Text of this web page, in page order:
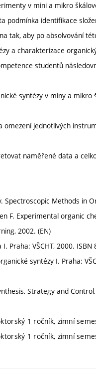
v mini a mikro
podmínka identifikace
tak, aby po absolvování
a charakterizace
studentů
syntézy v miny a
omezení jednotlivých
naměřené data a
Spectroscopic Methods in
F. Experimental
2002. (EN)
Praha: VŠCHT, 2000. ISBN
syntézy I. Praha:
Strategy and
1 ročník, zimní
1 ročník, zimní